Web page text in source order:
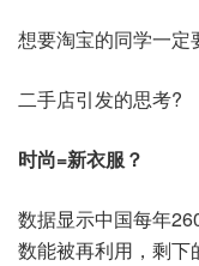
想要淘宝的同学一定
二手店引发的思考?
时尚=新衣服？
数据显示中国每年
数能被再利用，剩下